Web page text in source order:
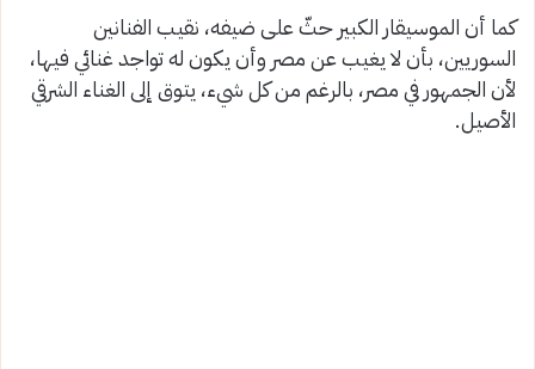
كما أن الموسيقار الكبير حثّ على ضيفه، نقيب الفنانين
السوريين، بأن لا يغيب عن مصر وأن يكون له تواجد غنائي فيها،
لأن الجمهور في مصر، بالرغم من كل شيء، يتوق إلى الغناء الشرقي
الأصيل.